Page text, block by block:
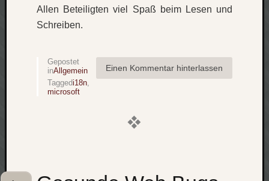
Allen Beteiligten viel Spaß beim Lesen und
Schreiben.
Einen Kommentar hinterlassen
Gepostet
inAllgemein
Taggedi18n
microsoft